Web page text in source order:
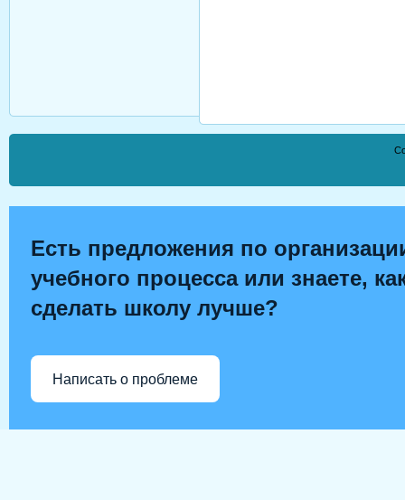
Есть предложения по
учебного процесса или знаете,
сделать школу лучше?
Написать о проблеме